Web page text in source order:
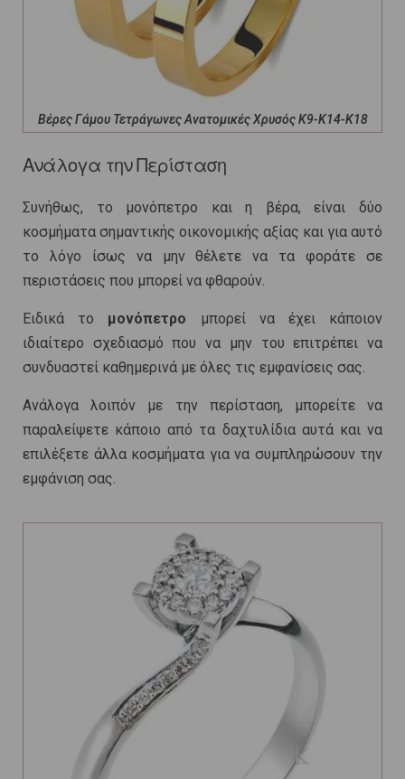
Βέρες Γάμου Τετράγωνες Ανατομικές Χρυσός Κ9-Κ14-Κ18
Ανάλογα την Περίσταση
Συνήθως, το μονόπετρο και η βέρα, είναι δύο
κοσμήματα σημαντικής οικονομικής αξίας και για αυτό
το λόγο ίσως να μην θέλετε να τα φοράτε σε
περιστάσεις που μπορεί να φθαρούν.
Ειδικά το μονόπετρο μπορεί να έχει κάποιον
ιδιαίτερο σχεδιασμό που να μην του επιτρέπει να
συνδυαστεί καθημερινά με όλες τις εμφανίσεις σας.
Ανάλογα λοιπόν με την περίσταση, μπορείτε να
παραλείψετε κάποιο από τα δαχτυλίδια αυτά και να
επιλέξετε άλλα κοσμήματα για να συμπληρώσουν την
εμφάνιση σας.